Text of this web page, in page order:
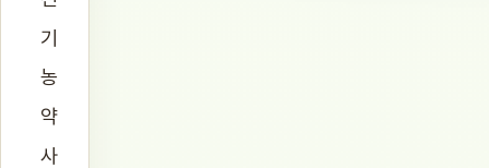
기
농
약
사